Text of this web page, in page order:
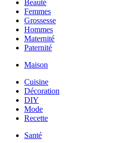
Beauté
Femmes
Grossesse
Hommes
Maternité
Paternité
Maison
Cuisine
Décoration
DIY
Mode
Recette
Santé